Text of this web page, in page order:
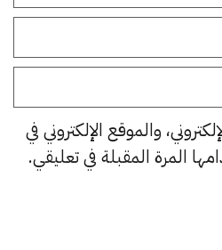
والموقع الإلكتروني في
المرة المقبلة في تعليقي.